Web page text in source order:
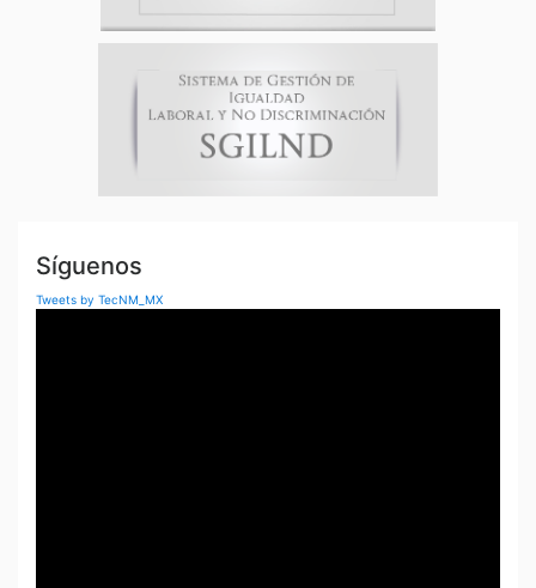
Síguenos
Tweets by TecNM_MX